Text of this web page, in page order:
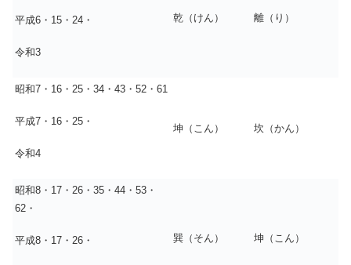
平成6・15・24・
令和3
乾（けん） 離（り）
昭和7・16・25・34・43・52・61
平成7・16・25・
令和4
坤（こん） 坎（かん）
昭和8・17・26・35・44・53・
62・
平成8・17・26・ 巽（そん） 坤（こん）